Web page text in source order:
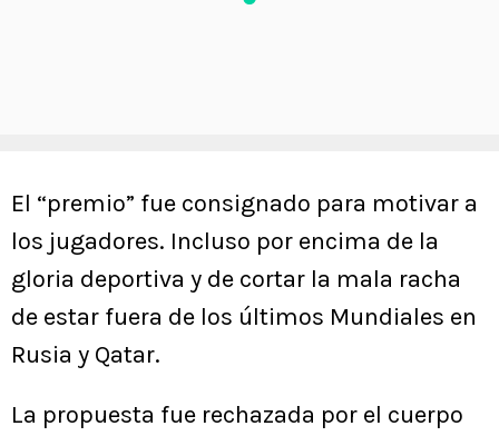
El “premio” fue consignado para motivar a
los jugadores. Incluso por encima de la
gloria deportiva y de cortar la mala racha
de estar fuera de los últimos Mundiales en
Rusia y Qatar.
La propuesta fue rechazada por el cuerpo